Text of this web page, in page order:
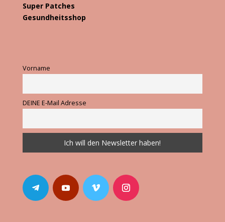
Super Patches
Gesundheitsshop
Vorname
DEINE E-Mail Adresse